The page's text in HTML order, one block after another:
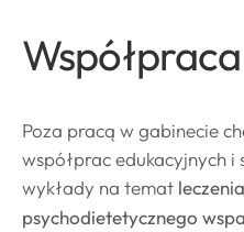
Współpraca
Poza pracą w gabinecie
współprac edukacyjnych
wykłady na temat
psychodietetycznego